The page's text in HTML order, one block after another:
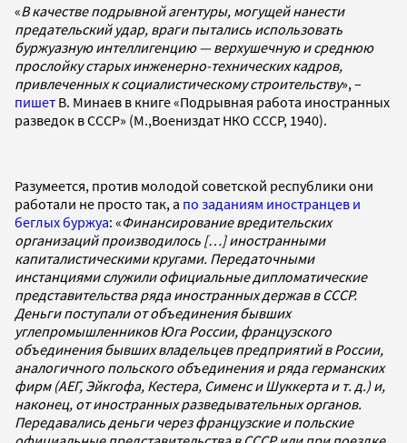
«В качестве подрывной агентуры, могущей нанести
предательский удар, враги пытались использовать
буржуазную интеллигенцию — верхушечную и среднюю
прослойку старых инженерно-технических кадров,
привлеченных к социалистическому строительству», –
пишет В. Минаев в книге «Подрывная работа иностранных
разведок в СССР» (М.,Воениздат НКО СССР, 1940).
Разумеется, против молодой советской республики они
работали не просто так, а по заданиям иностранцев и
беглых буржуа: «Финансирование вредительских
организаций производилось […] иностранными
капиталистическими кругами. Передаточными
инстанциями служили официальные дипломатические
представительства ряда иностранных держав в СССР.
Деньги поступали от объединения бывших
углепромышленников Юга России, французского
объединения бывших владельцев предприятий в России,
аналогичного польского объединения и ряда германских
фирм (АЕГ, Эйкгофа, Кестера, Сименс и Шуккерта и т. д.) и,
наконец, от иностранных разведывательных органов.
Передавались деньги через французские и польские